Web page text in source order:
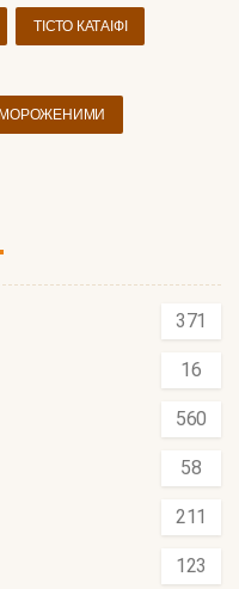
ТІСТО КАТАІФІ
371
16
560
58
211
123